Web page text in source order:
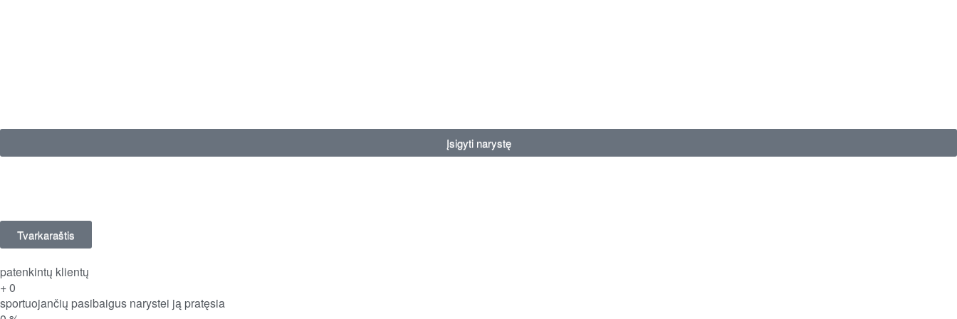
Įsigyti narystę
Tvarkaraštis
patenkintų klientų
+0
sportuojančių pasibaigus narystei ją pratęsia